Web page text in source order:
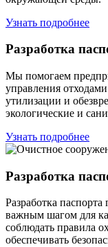
Узнать подробнее
Разработка
Мы помогаем
управления
утилизации и
экологические и
Узнать подробнее
Разработка
Разработка паспорта
важным шагом для
соблюдать правила
обеспечивать